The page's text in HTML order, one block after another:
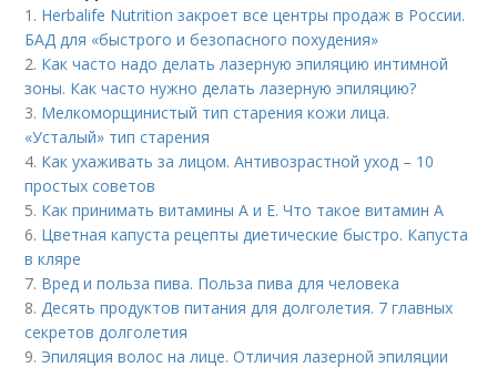
1. Herbalife Nutrition закроет все центры продаж в России.
БАД для «быстрого и безопасного похудения»
2. Как часто надо делать лазерную эпиляцию интимной
зоны. Как часто нужно делать лазерную эпиляцию?
3. Мелкоморщинистый тип старения кожи лица.
«Усталый» тип старения
4. Как ухаживать за лицом. Антивозрастной уход – 10
простых советов
5. Как принимать витамины А и Е. Что такое витамин А
6. Цветная капуста рецепты диетические быстро. Капуста
в кляре
7. Вред и польза пива. Польза пива для человека
8. Десять продуктов питания для долголетия. 7 главных
секретов долголетия
9. Эпиляция волос на лице. Отличия лазерной эпиляции